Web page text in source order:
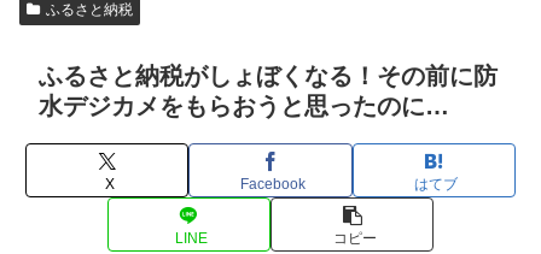
ふるさと納税
ふるさと納税がしょぼくなる！その前に防
水デジカメをもらおうと思ったのに…
X Facebook はてブ
LINE コピー